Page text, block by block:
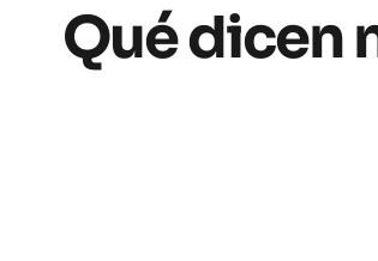
Qué dicen